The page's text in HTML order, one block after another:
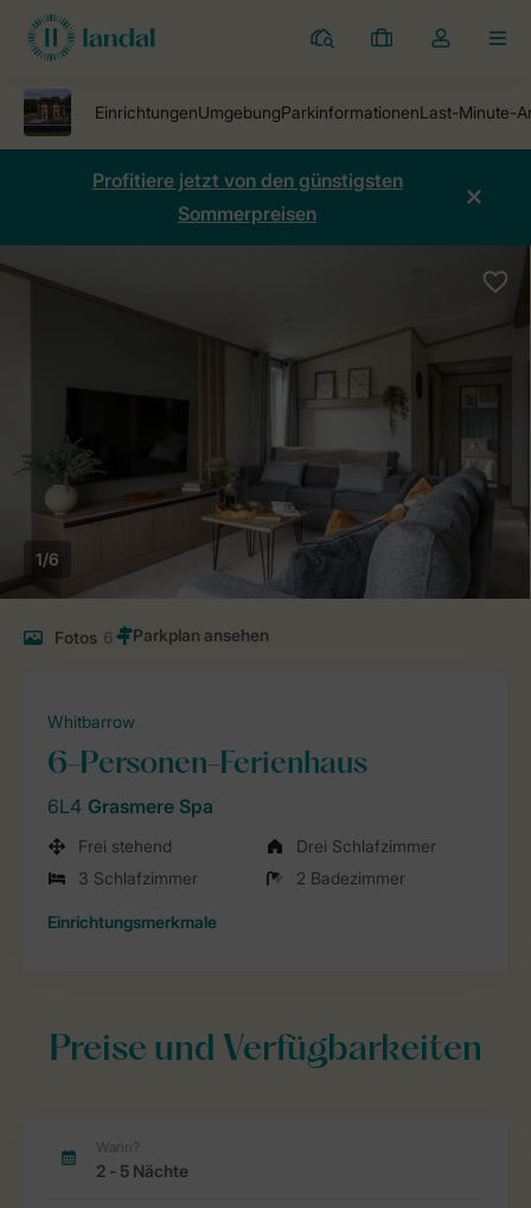
Ferienparks
Meine
Dropdown-
öffnen
Profitiere jetzt von den günstigsten
Sommerpreisen
1/6
Fotos 6
Whitbarrow
6-Personen-Ferienhaus
6L4 Grasmere Spa
Frei stehend
Drei Schlafzimmer
3 Schlafzimmer
2 Badezimmer
Einrichtungsmerkmale
Preise und Verfügbarkeiten